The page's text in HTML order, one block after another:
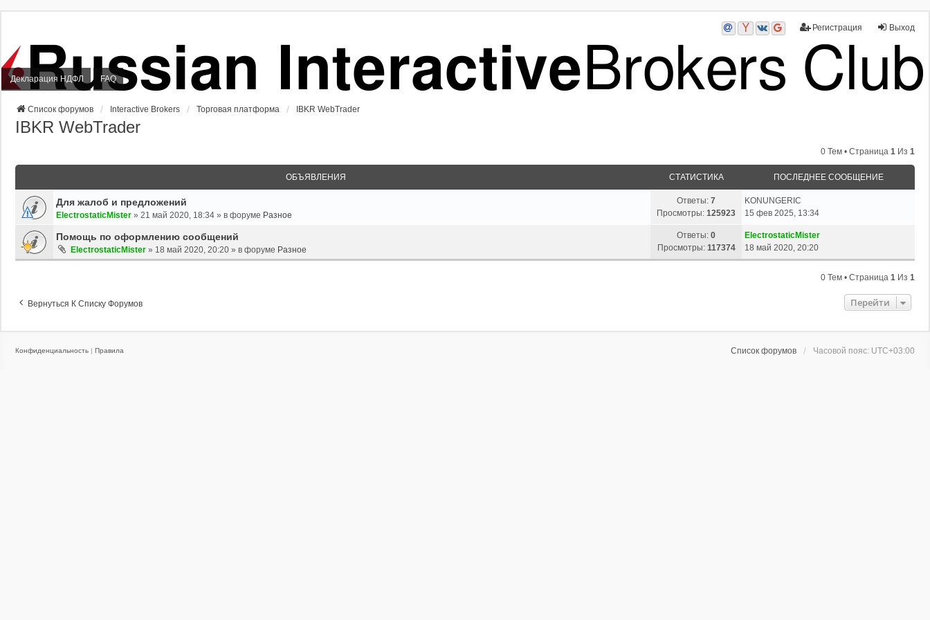
Выход
Регистрация
Декларация НДФЛ FAQ
Список форумов Interactive Brokers Торговая платформа IBKR WebTrader
IBKR WebTrader
0 Тем • Страница 1 Из 1
ОБЪЯВЛЕНИЯ СТАТИСТИКА ПОСЛЕДНЕЕ СООБЩЕНИЕ
Для жалоб и предложений
ElectrostaticMister » 21 май 2020, 18:34 » в форуме Разное
Ответы: 7
Просмотры: 125923
KONUNGERIC
15 фев 2025, 13:34
Помощь по оформлению сообщений
ElectrostaticMister » 18 май 2020, 20:20 » в форуме Разное
Ответы: 0
Просмотры: 117374
ElectrostaticMister
18 май 2020, 20:20
0 Тем • Страница 1 Из 1
Вернуться К Списку Форумов Перейти
Список форумов Часовой пояс: UTC+03:00
Конфиденциальность | Правила